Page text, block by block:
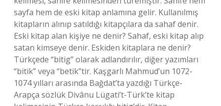
sayfa hem de eski kitap anlamına gelir. Kullanılmış
kitapların alınıp satıldığı kitapçılara da sahaf denir.
Eski kitap alan kişiye ne denir? Sahaf, eski kitap alıp
satan kimseye denir. Eskiden kitaplara ne denir?
Türkçede “bitig” olarak adlandırılır, diğer yazımları
“bitik” veya “betik”tir. Kaşgarlı Mahmud’un 1072-
1074 yılları arasında Bağdat’ta yazdığı Türkçe-
Arapça sözlük Divânu Lügati’t-Türk’te kitap